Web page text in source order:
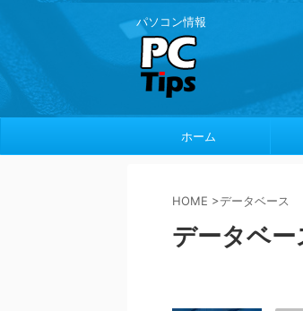
パソコン情報
ホーム
HOME >データベース
データベー